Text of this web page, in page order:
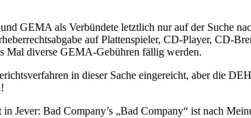
GEMA als Verbündete letztlich nur auf der Suche
auf Plattenspieler, CD-Player, CD-
Mal diverse GEMA-Gebühren fällig werden.
in dieser Sache eingereicht, aber die
Jever: Bad Company’s „Bad Company“ ist nach